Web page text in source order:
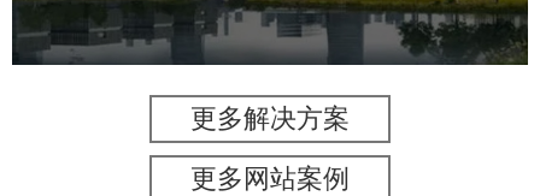
更多解决方案
更多网站案例